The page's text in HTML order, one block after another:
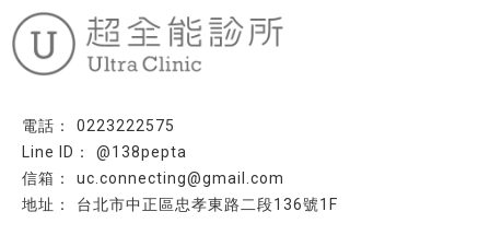
0223222575
@138pepta
uc.connecting@gmail.com
台北市中正區忠孝東路二段136號1F